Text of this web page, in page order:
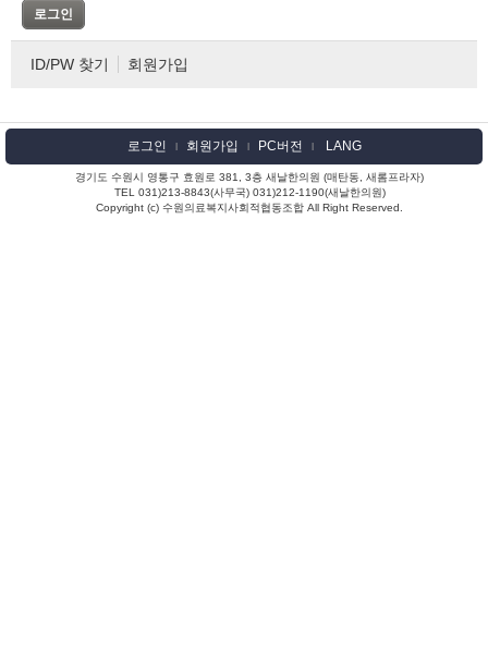
ID/PW 찾기 회원가입
로그인 l 회원가입 l PC버전 l LANG
경기도 수원시 영통구 효원로 381, 3층 새날한의원 (매탄동, 새롬프라자)
TEL 031)213-8843(사무국) 031)212-1190(새날한의원)
Copyright (c) 수원의료복지사회적협동조합 All Right Reserved.